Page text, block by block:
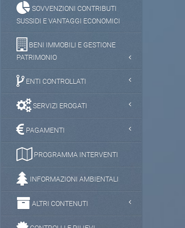
SOVVENZIONI CONTRIBUTI
SUSSIDI E VANTAGGI ECONOMICI
BENI IMMOBILI E GESTIONE
PATRIMONIO
ENTI CONTROLLATI
SERVIZI EROGATI
PAGAMENTI
PROGRAMMA INTERVENTI
INFORMAZIONI AMBIENTALI
ALTRI CONTENUTI